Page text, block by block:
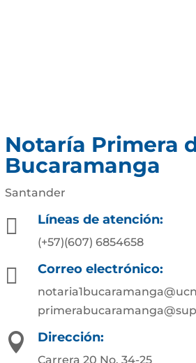
Notaría Primera
Bucaramanga
Santander
 Líneas de atención:
(+57)(607) 6854658
 Correo electrónico:
 Dirección:
Carrera 20 No. 34-25